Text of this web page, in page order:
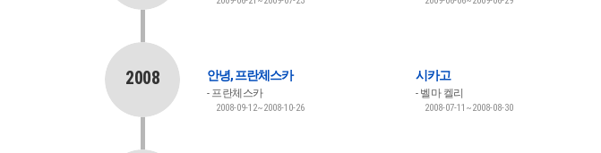
2008 안녕, 프란체스카
프란체스카
2008-09-12~2008-10-26
시카고
벨마 켈리
2008-07-11~2008-08-30